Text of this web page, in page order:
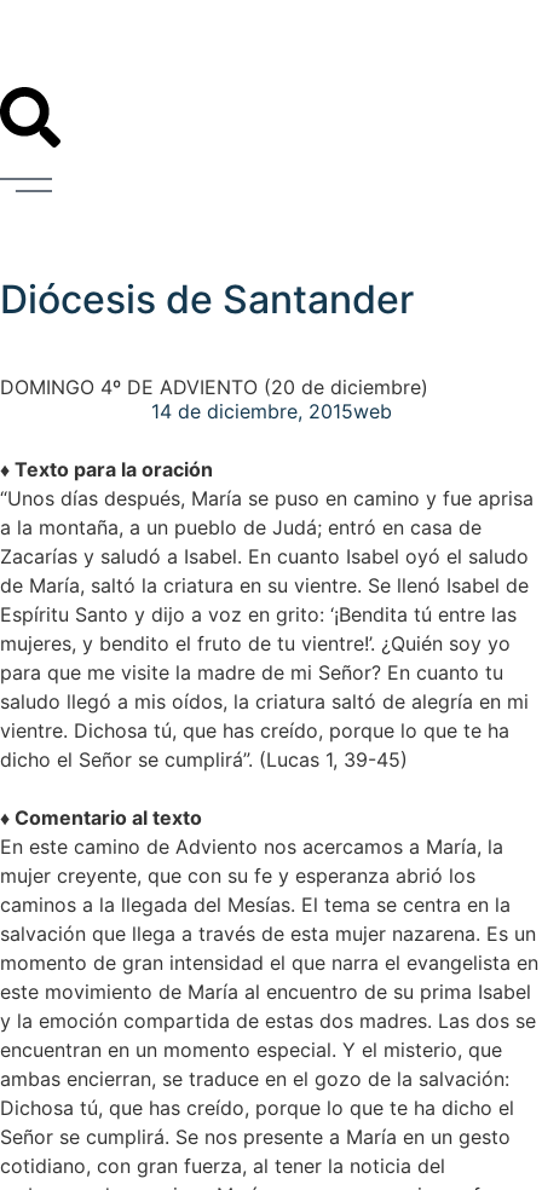
Diócesis de Santander
DOMINGO 4º DE ADVIENTO (20 de diciembre)
14 de diciembre, 2015web
♦ Texto para la oración
“Unos días después, María se puso en camino y fue aprisa
a la montaña, a un pueblo de Judá; entró en casa de
Zacarías y saludó a Isabel. En cuanto Isabel oyó el saludo
de María, saltó la criatura en su vientre. Se llenó Isabel de
Espíritu Santo y dijo a voz en grito: ‘¡Bendita tú entre las
mujeres, y bendito el fruto de tu vientre!’. ¿Quién soy yo
para que me visite la madre de mi Señor? En cuanto tu
saludo llegó a mis oídos, la criatura saltó de alegría en mi
vientre. Dichosa tú, que has creído, porque lo que te ha
dicho el Señor se cumplirá”. (Lucas 1, 39-45)
♦ Comentario al texto
En este camino de Adviento nos acercamos a María, la
mujer creyente, que con su fe y esperanza abrió los
caminos a la llegada del Mesías. El tema se centra en la
salvación que llega a través de esta mujer nazarena. Es un
momento de gran intensidad el que narra el evangelista en
este movimiento de María al encuentro de su prima Isabel
y la emoción compartida de estas dos madres. Las dos se
encuentran en un momento especial. Y el misterio, que
ambas encierran, se traduce en el gozo de la salvación:
Dichosa tú, que has creído, porque lo que te ha dicho el
Señor se cumplirá. Se nos presente a María en un gesto
cotidiano, con gran fuerza, al tener la noticia del